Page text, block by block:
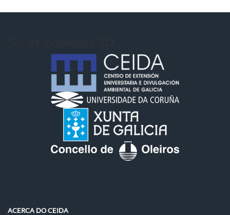
ACERCA DO CEIDA